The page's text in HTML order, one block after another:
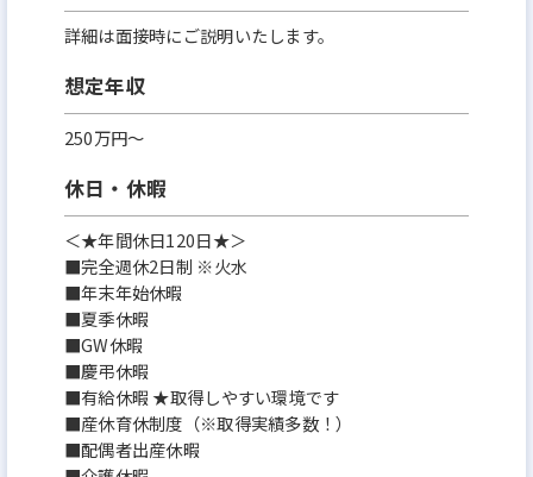
詳細は面接時にご説明いたします。
想定年収
250万円〜
休日・休暇
＜★年間休日120日★＞
■完全週休2日制 ※火水
■年末年始休暇
■夏季休暇
■GW休暇
■慶弔休暇
■有給休暇 ★取得しやすい環境です
■産休育休制度（※取得実績多数！）
■配偶者出産休暇